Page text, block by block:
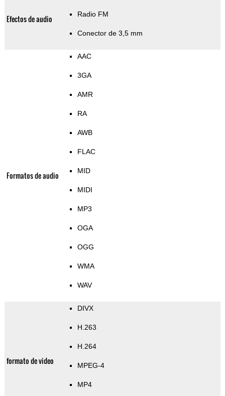
Efectos de audio Radio FM
Conector de 3,5 mm
Formatos de audio
AAC
3GA
AMR
RA
AWB
FLAC
MID
MIDI
MP3
OGA
OGG
WMA
WAV
formato de video
DIVX
H.263
H.264
MPEG-4
MP4